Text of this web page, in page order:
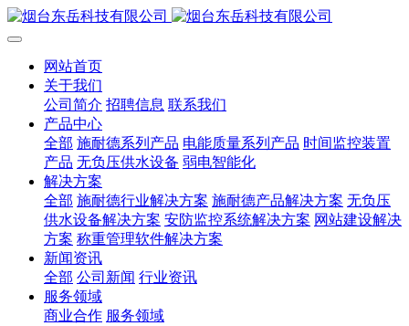
网站首页
关于我们
公司简介 招聘信息 联系我们
产品中心
全部 施耐德系列产品 电能质量系列产品 时间监控装置
产品 无负压供水设备 弱电智能化
解决方案
全部 施耐德行业解决方案 施耐德产品解决方案 无负压
供水设备解决方案 安防监控系统解决方案 网站建设解决
方案 称重管理软件解决方案
新闻资讯
全部 公司新闻 行业资讯
服务领域
商业合作 服务领域